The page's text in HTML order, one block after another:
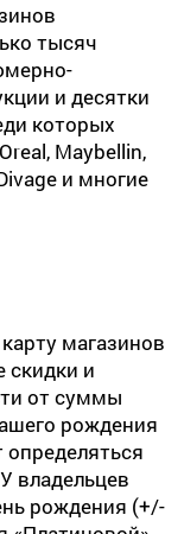
тысяч
и десятки
которых
Maybellin,
и многие
магазинов
скидки и
от суммы
рождения
определяться
владельцев
рождения (+/-